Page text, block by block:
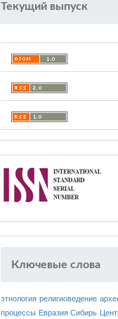
Текущий выпуск
Ключевые слова
этнология религиоведение
процессы ЕвразияСибирь